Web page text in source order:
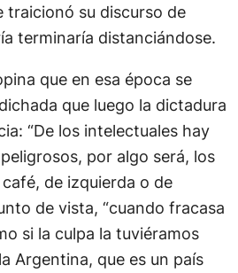
traicionó su discurso de
terminaría distanciándose.
que en esa época se
que luego la dictadura
“De los intelectuales hay
por algo será, los
de izquierda o de
de vista, “cuando fracasa
si la culpa la tuviéramos
Argentina, que es un país